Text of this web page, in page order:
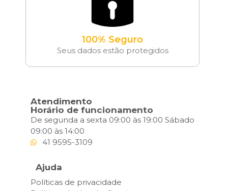
100% Seguro
Seus dados estão protegidos
Atendimento
Horário de funcionamento
De segunda a sexta 09:00 às 19:00 Sábado
09:00 às 14:00
41 9595-3109
Ajuda
Políticas de privacidade